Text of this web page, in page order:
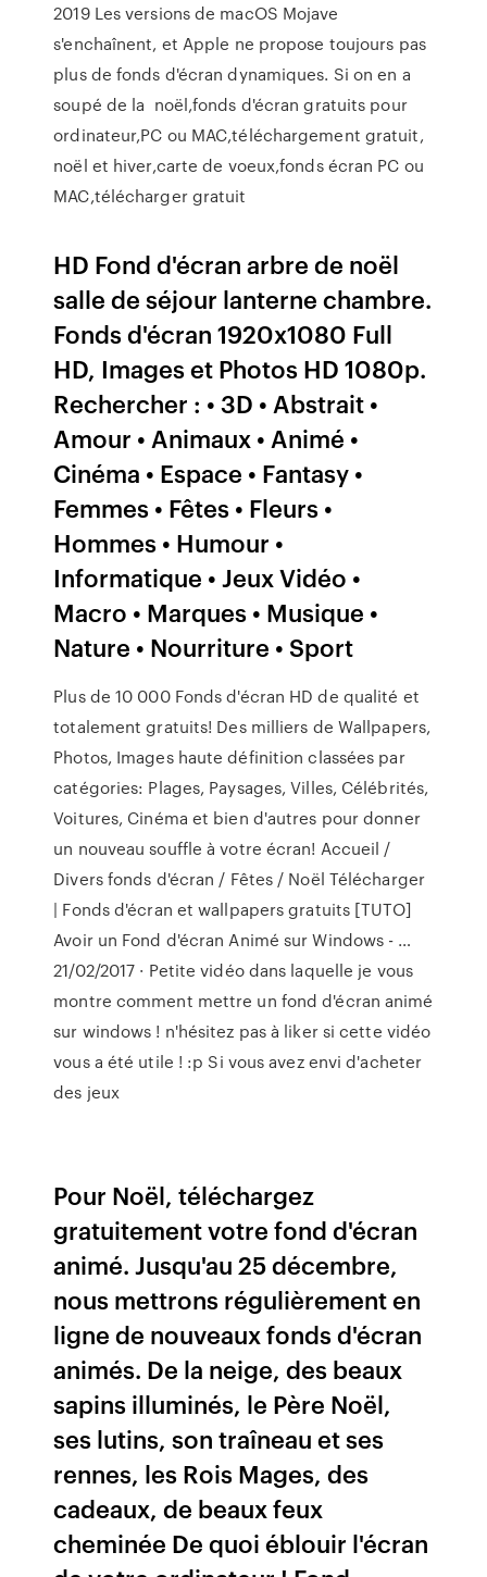
2019 Les versions de macOS Mojave
s'enchaînent, et Apple ne propose toujours pas
plus de fonds d'écran dynamiques. Si on en a
soupé de la noël,fonds d'écran gratuits pour
ordinateur,PC ou MAC,téléchargement gratuit,
noël et hiver,carte de voeux,fonds écran PC ou
MAC,télécharger gratuit
HD Fond d'écran arbre de noël
salle de séjour lanterne chambre.
Fonds d'écran 1920x1080 Full
HD, Images et Photos HD 1080p.
Rechercher : • 3D • Abstrait •
Amour • Animaux • Animé •
Cinéma • Espace • Fantasy •
Femmes • Fêtes • Fleurs •
Hommes • Humour •
Informatique • Jeux Vidéo •
Macro • Marques • Musique •
Nature • Nourriture • Sport
Plus de 10 000 Fonds d'écran HD de qualité et
totalement gratuits! Des milliers de Wallpapers,
Photos, Images haute définition classées par
catégories: Plages, Paysages, Villes, Célébrités,
Voitures, Cinéma et bien d'autres pour donner
un nouveau souffle à votre écran! Accueil /
Divers fonds d'écran / Fêtes / Noël Télécharger
| Fonds d'écran et wallpapers gratuits [TUTO]
Avoir un Fond d'écran Animé sur Windows - …
21/02/2017 · Petite vidéo dans laquelle je vous
montre comment mettre un fond d'écran animé
sur windows ! n'hésitez pas à liker si cette vidéo
vous a été utile ! :p Si vous avez envi d'acheter
des jeux
Pour Noël, téléchargez
gratuitement votre fond d'écran
animé. Jusqu'au 25 décembre,
nous mettrons régulièrement en
ligne de nouveaux fonds d'écran
animés. De la neige, des beaux
sapins illuminés, le Père Noël,
ses lutins, son traîneau et ses
rennes, les Rois Mages, des
cadeaux, de beaux feux
cheminée De quoi éblouir l'écran